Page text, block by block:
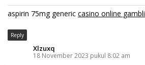
aspirin 75mg generic casino online
Reply
Xlzuxq
18 November 2023 pukul 8:02 am